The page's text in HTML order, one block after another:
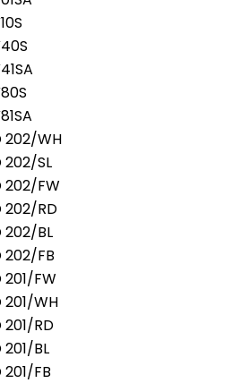
202/WH
202/SL
202/FW
202/RD
202/BL
202/FB
201/FW
201/WH
201/RD
201/BL
201/FB